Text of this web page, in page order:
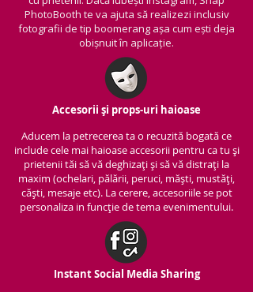
PhotoBooth te va ajuta să realizezi inclusiv
fotografii de tip boomerang așa cum ești deja
obișnuit în aplicație.
Accesorii și props-uri haioase
Aducem la petrecerea ta o recuzită bogată ce
include cele mai haioase accesorii pentru ca tu și
prietenii tăi să vă deghizați și să vă distrați la
maxim (ochelari, pălării, peruci, măști, mustăți,
căști, mesaje etc). La cerere, accesoriile se pot
personaliza in funcție de tema evenimentului.
Instant Social Media Sharing